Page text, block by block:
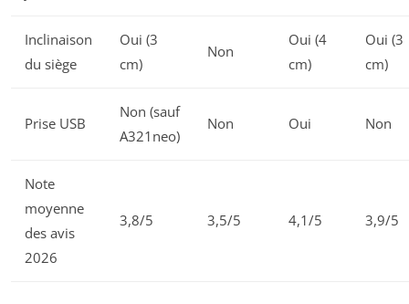
Inclinaison
du siège
Oui (3
cm)
Non
Oui (4
cm)
Oui (3
cm)
Prise USB
Non (sauf
A321neo)
Non Oui Non
Note
moyenne
des avis
2026
3,8/5 3,5/5 4,1/5 3,9/5